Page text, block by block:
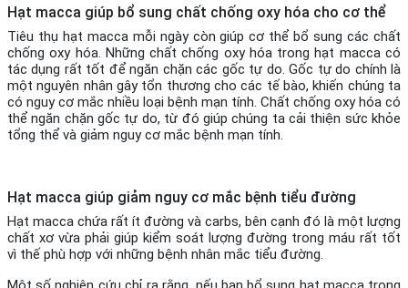
Hạt macca giúp bổ sung chất chống oxy hóa cho cơ thể
Tiêu thụ hạt macca mỗi ngày còn giúp cơ thể bổ sung các chất
chống oxy hóa. Những chất chống oxy hóa trong hạt macca có
tác dụng rất tốt để ngăn chặn các gốc tự do. Gốc tự do chính là
một nguyên nhân gây tổn thương cho các tế bào, khiến chúng ta
có nguy cơ mắc nhiều loại bệnh mạn tính. Chất chống oxy hóa có
thể ngăn chặn gốc tự do, từ đó giúp chúng ta cải thiện sức khỏe
tổng thể và giảm nguy cơ mắc bệnh mạn tính.
Hạt macca giúp giảm nguy cơ mắc bệnh tiểu đường
Hạt macca chứa rất ít đường và carbs, bên cạnh đó là một lượng
chất xơ vừa phải giúp kiểm soát lượng đường trong máu rất tốt
vì thế phù hợp với những bệnh nhân mắc tiểu đường.